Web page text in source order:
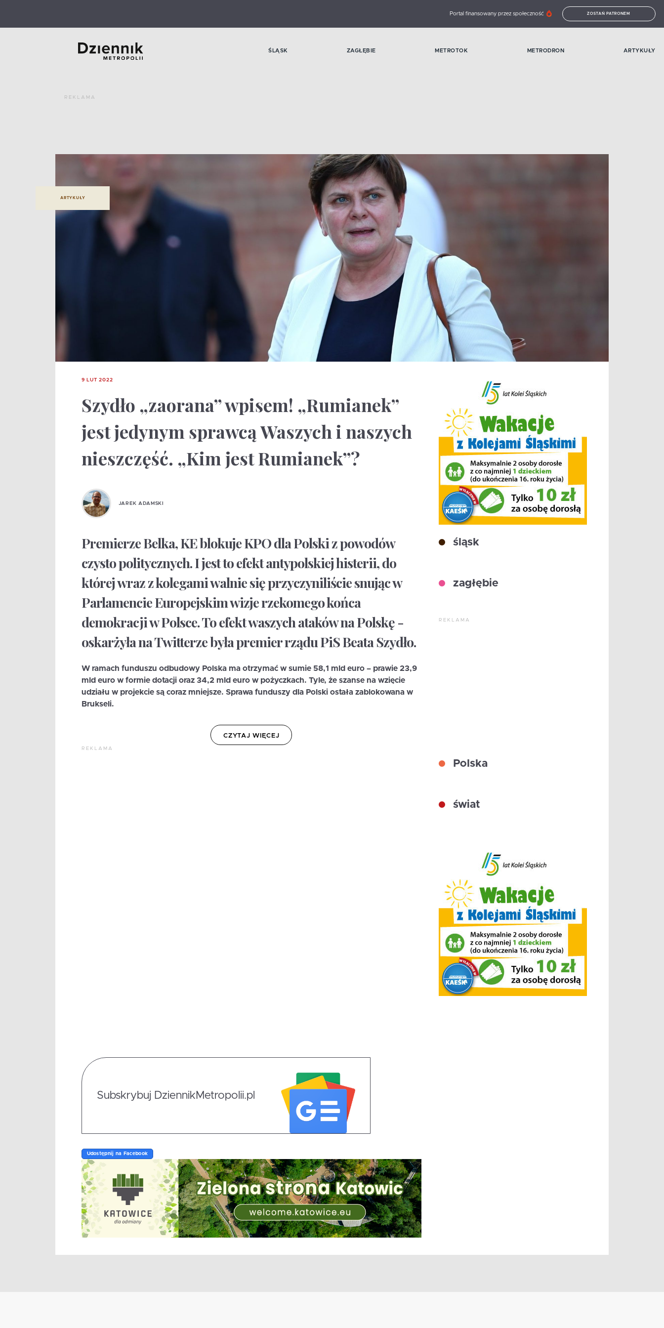
Portal finansowany przez społeczność ZOSTAŃ PATRONEM
ŚLĄSK ZAGŁĘBIE METROTOK METRODRON ARTYKUŁY
REKLAMA
ARTYKUŁY
9 LUT 2022
Szydło „zaorana” wpisem! „Rumianek”
jest jedynym sprawcą Waszych i naszych
nieszczęść. „Kim jest Rumianek”?
JAREK ADAMSKI
Premierze Belka, KE blokuje KPO dla Polski z powodów
czysto politycznych. I jest to efekt antypolskiej histerii, do
której wraz z kolegami walnie się przyczyniliście snując w
Parlamencie Europejskim wizje rzekomego końca
demokracji w Polsce. To efekt waszych ataków na Polskę -
oskarżyła na Twitterze była premier rządu PiS Beata Szydło.
W ramach funduszu odbudowy Polska ma otrzymać w sumie 58,1 mld euro – prawie 23,9
mld euro w formie dotacji oraz 34,2 mld euro w pożyczkach. Tyle, że szanse na wzięcie
udziału w projekcie są coraz mniejsze. Sprawa funduszy dla Polski ostała zablokowana w
Brukseli.
CZYTAJ WIĘCEJ
REKLAMA
Subskrybuj DziennikMetropolii.pl
Udostępnij na Facebook
śląsk
zagłębie
REKLAMA
Polska
świat